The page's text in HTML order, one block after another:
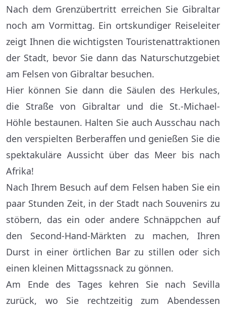
Nach dem Grenzübertritt erreichen Sie Gibraltar
noch am Vormittag. Ein ortskundiger Reiseleiter
zeigt Ihnen die wichtigsten Touristenattraktionen
der Stadt, bevor Sie dann das Naturschutzgebiet
am Felsen von Gibraltar besuchen.
Hier können Sie dann die Säulen des Herkules,
die Straße von Gibraltar und die St.-Michael-
Höhle bestaunen. Halten Sie auch Ausschau nach
den verspielten Berberaffen und genießen Sie die
spektakuläre Aussicht über das Meer bis nach
Afrika!
Nach Ihrem Besuch auf dem Felsen haben Sie ein
paar Stunden Zeit, in der Stadt nach Souvenirs zu
stöbern, das ein oder andere Schnäppchen auf
den Second-Hand-Märkten zu machen, Ihren
Durst in einer örtlichen Bar zu stillen oder sich
einen kleinen Mittagssnack zu gönnen.
Am Ende des Tages kehren Sie nach Sevilla
zurück, wo Sie rechtzeitig zum Abendessen